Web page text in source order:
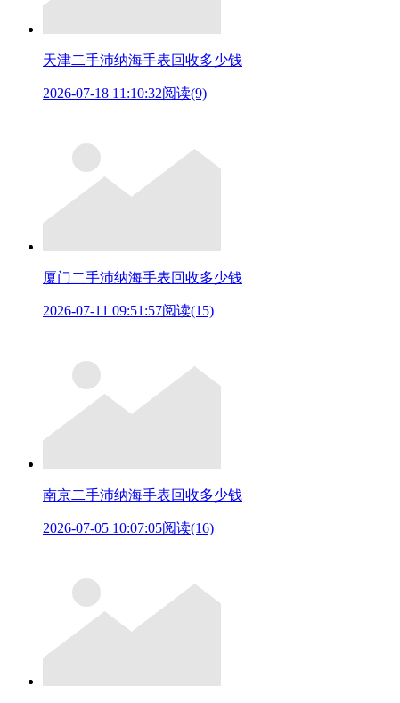
天津二手沛纳海手表回收多少钱
2026-07-18 11:10:32阅读(9)
厦门二手沛纳海手表回收多少钱
2026-07-11 09:51:57阅读(15)
南京二手沛纳海手表回收多少钱
2026-07-05 10:07:05阅读(16)